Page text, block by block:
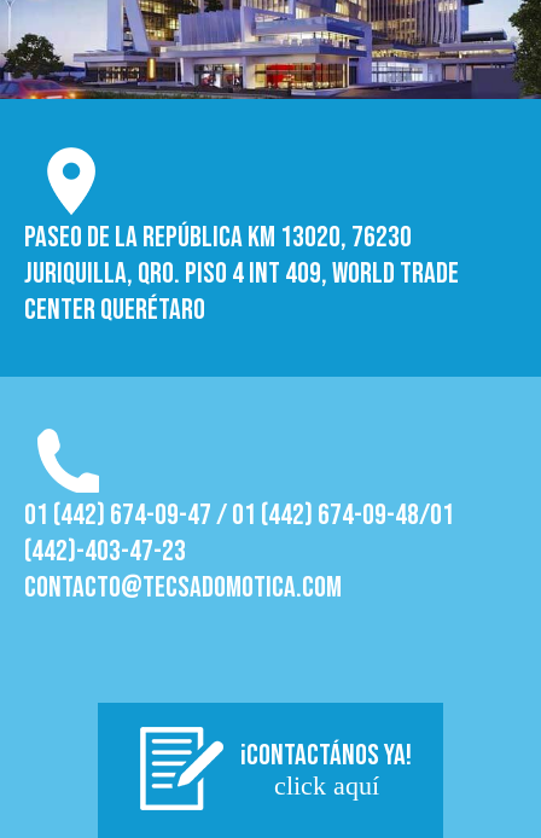
Paseo de la República Km 13020, 76230
Juriquilla, Qro. Piso 4 int 409, World trade
Center Querétaro
01 (442) 674-09-47 / 01 (442) 674-09-48/01
(442)-403-47-23
contacto@tecsadomotica.com
¡CONTACTÁNOS YA!
click aquí